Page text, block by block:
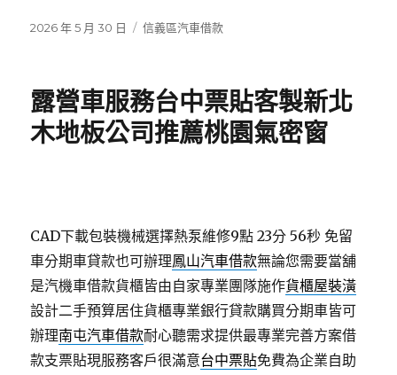
發
2026 年 5 月 30 日
分
信義區汽車借款
露營車服務台中票貼客製新北
木地板公司推薦桃園氣密窗
CAD下載包裝機械選擇熱泵維修9點 23分 56秒 免留
車分期車貸款也可辦理鳳山汽車借款無論您需要當舖
是汽機車借款貨櫃皆由自家專業團隊施作貨櫃屋裝潢
設計二手預算居住貨櫃專業銀行貸款購買分期車皆可
辦理南屯汽車借款耐心聽需求提供最專業完善方案借
款支票貼現服務客戶很滿意台中票貼免費為企業自助